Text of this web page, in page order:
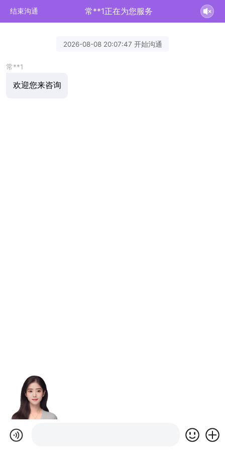
结束沟通 常**1正在为您服务
2026-08-08 20:07:47 开始沟通
常**1
欢迎您来咨询